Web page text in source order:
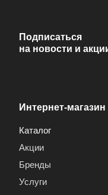
Подписаться
на новости и
Интернет-магазин
Каталог
Акции
Бренды
Услуги